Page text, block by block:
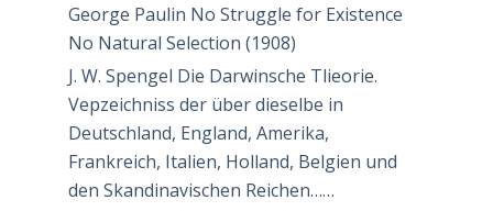
George Paulin No Struggle for Existence
No Natural Selection (1908)
J. W. Spengel Die Darwinsche Tlieorie.
Vepzeichniss der über dieselbe in
Deutschland, England, Amerika,
Frankreich, Italien, Holland, Belgien und
den Skandinavischen Reichen……